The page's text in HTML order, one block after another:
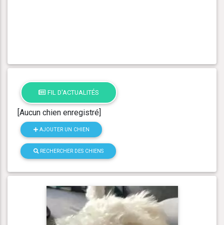
FIL D'ACTUALITÉS
[Aucun chien enregistré]
AJOUTER UN CHIEN
RECHERCHER DES CHIENS